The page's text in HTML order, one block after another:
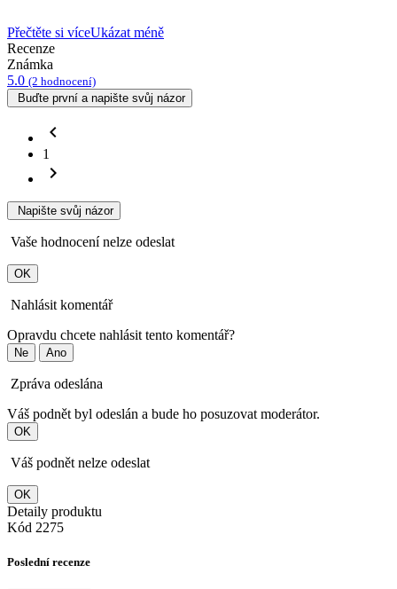
Přečtěte si víceUkázat méně
Recenze
Známka
5.0 (2 hodnocení)
Buďte první a napište svůj názor
chevron_left
1
chevron_right
Napište svůj názor
Vaše hodnocení nelze odeslat
OK
Nahlásit komentář
Opravdu chcete nahlásit tento komentář?
Ne Ano
Zpráva odeslána
Váš podnět byl odeslán a bude ho posuzovat moderátor.
OK
Váš podnět nelze odeslat
OK
Detaily produktu
Kód 2275
Poslední recenze